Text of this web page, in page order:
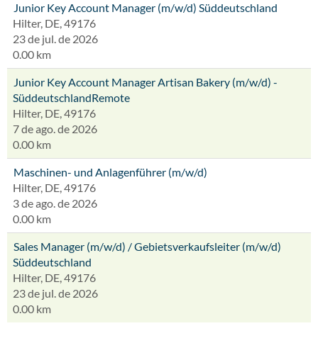
Junior Key Account Manager (m/w/d) Süddeutschland
Hilter, DE, 49176
23 de jul. de 2026
0.00 km
Junior Key Account Manager Artisan Bakery (m/w/d) -
SüddeutschlandRemote
Hilter, DE, 49176
7 de ago. de 2026
0.00 km
Maschinen- und Anlagenführer (m/w/d)
Hilter, DE, 49176
3 de ago. de 2026
0.00 km
Sales Manager (m/w/d) / Gebietsverkaufsleiter (m/w/d)
Süddeutschland
Hilter, DE, 49176
23 de jul. de 2026
0.00 km